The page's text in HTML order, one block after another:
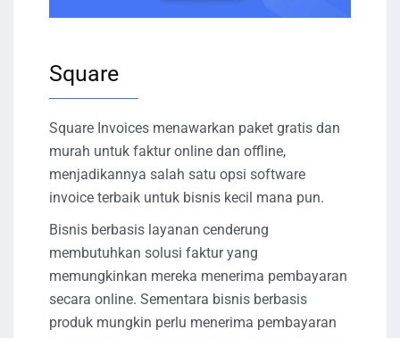
Square
Square Invoices menawarkan paket gratis dan
murah untuk faktur online dan offline,
menjadikannya salah satu opsi software
invoice terbaik untuk bisnis kecil mana pun.
Bisnis berbasis layanan cenderung
membutuhkan solusi faktur yang
memungkinkan mereka menerima pembayaran
secara online. Sementara bisnis berbasis
produk mungkin perlu menerima pembayaran